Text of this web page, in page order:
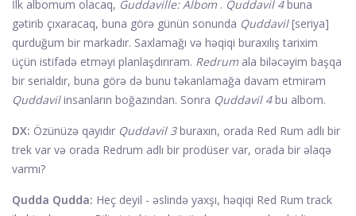
İlk albomum olacaq, Guddaville: Albom . Quddavil 4buna
gətirib çıxaracaq, buna görə günün sonunda Quddavil[seriya]
qurduğum bir markadır. Saxlamağı və həqiqi buraxılış tarixim
üçün istifadə etməyi planlaşdırıram. Redrum ala biləcəyim başqa
bir serialdır, buna görə də bunu təkanlamağa davam etmirəm
Quddavilinsanların boğazından. Sonra Quddavil 4bu albom.
DX: Özünüzə qayıdır Quddavil 3buraxın, orada Red Rum adlı bir
trek var və orada Redrum adlı bir prodüser var, orada bir əlaqə
varmı?
Qudda Qudda: Heç deyil - əslində yaxşı, həqiqi Red Rum track